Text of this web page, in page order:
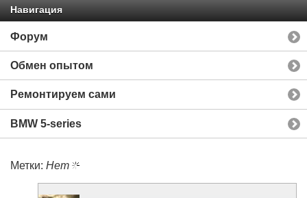
Навигация
Форум
Обмен опытом
Ремонтируем сами
BMW 5-series
Метки: Нет